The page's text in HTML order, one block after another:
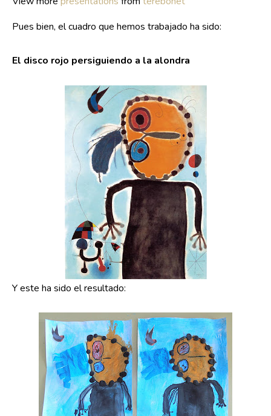
Pues bien, el cuadro que hemos trabajado ha sido:
El disco rojo persiguiendo a la alondra
Y este ha sido el resultado: